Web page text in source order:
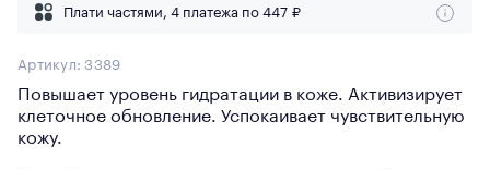
Плати частями, 4 платежа по 447 ₽
Артикул:3389
Повышает уровень гидратации в коже. Активизирует
клеточное обновление. Успокаивает чувствительную
кожу.